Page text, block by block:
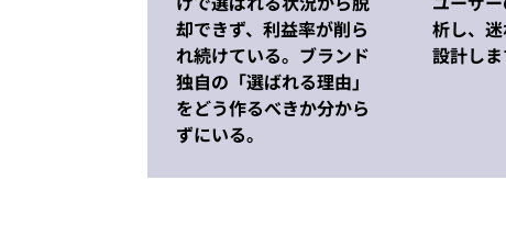
却できず、利益率が削ら
れ続けている。ブランド
独自の「選ばれる理由」
をどう作るべきか分から
ずにいる。
析し、
設計しま